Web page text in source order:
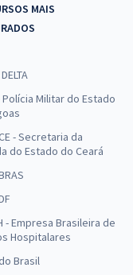
MAIS
Polícia Militar do Estado
- Secretaria da
do Estado do Ceará
- Empresa Brasileira de
Hospitalares
Brasil